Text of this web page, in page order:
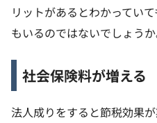
リットがあるとわかってい
もいるのではないでしょうか
社会保険料が増える
法人成りをすると節税効果